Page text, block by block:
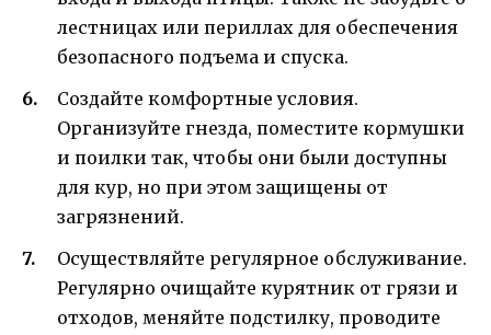
лестницах или периллах для обеспечения
безопасного подъема и спуска.
Создайте комфортные условия.
Организуйте гнезда, поместите кормушки
и поилки так, чтобы они были доступны
для кур, но при этом защищены от
загрязнений.
Осуществляйте регулярное обслуживание.
Регулярно очищайте курятник от грязи и
отходов, меняйте подстилку, проводите